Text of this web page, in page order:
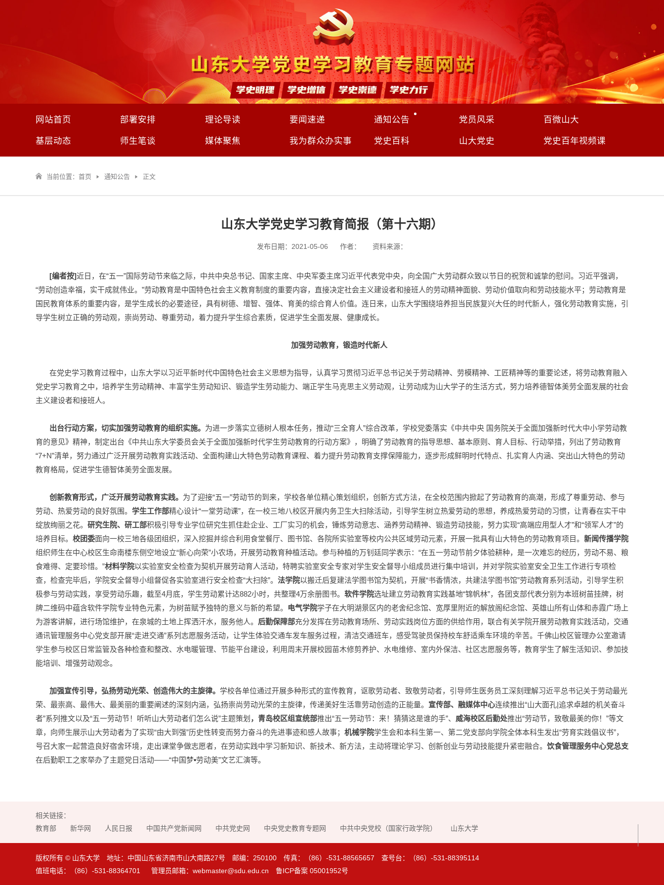
网站首页 部署安排 理论导读 要闻速递 通知公告 党员风采 百微山大
基层动态 师生笔谈 媒体聚焦 我为群众办实事 党史百科 山大党史 党史百年视频课
当前位置： 首页 通知公告 正文
山东大学党史学习教育简报（第十六期）
发布日期：2021-05-06 作者： 资料来源：
[编者按]近日，在“五一”国际劳动节来临之际，中共中央总书记、国家主席、中央军委主席习近平代表党中央，向全国广大劳动群众致以节日的祝贺和诚挚的慰问。习近平强调，
“劳动创造幸福，实干成就伟业。”劳动教育是中国特色社会主义教育制度的重要内容，直接决定社会主义建设者和接班人的劳动精神面貌、劳动价值取向和劳动技能水平；劳动教育是
国民教育体系的重要内容，是学生成长的必要途径，具有树德、增智、强体、育美的综合育人价值。连日来，山东大学围绕培养担当民族复兴大任的时代新人，强化劳动教育实施，引
导学生树立正确的劳动观，崇尚劳动、尊重劳动，着力提升学生综合素质，促进学生全面发展、健康成长。
加强劳动教育，锻造时代新人
在党史学习教育过程中，山东大学以习近平新时代中国特色社会主义思想为指导，认真学习贯彻习近平总书记关于劳动精神、劳模精神、工匠精神等的重要论述，将劳动教育融入
党史学习教育之中，培养学生劳动精神、丰富学生劳动知识、锻造学生劳动能力、端正学生马克思主义劳动观，让劳动成为山大学子的生活方式，努力培养德智体美劳全面发展的社会
主义建设者和接班人。
出台行动方案，切实加强劳动教育的组织实施。 为进一步落实立德树人根本任务，推动“三全育人”综合改革，学校党委落实《中共中央 国务院关于全面加强新时代大中小学劳动教
育的意见》精神，制定出台《中共山东大学委员会关于全面加强新时代学生劳动教育的行动方案》，明确了劳动教育的指导思想、基本原则、育人目标、行动举措，列出了劳动教育
“7+N”清单，努力通过广泛开展劳动教育实践活动、全面构建山大特色劳动教育课程、着力提升劳动教育支撑保障能力，逐步形成鲜明时代特点、扎实育人内涵、突出山大特色的劳动
教育格局，促进学生德智体美劳全面发展。
创新教育形式，广泛开展劳动教育实践。 为了迎接“五一”劳动节的到来，学校各单位精心策划组织，创新方式方法，在全校范围内掀起了劳动教育的高潮，形成了尊重劳动、参与
劳动、热爱劳动的良好氛围。 学生工作部精心设计“一堂劳动课”，在一校三地八校区开展内务卫生大扫除活动，引导学生树立热爱劳动的思想，养成热爱劳动的习惯，让青春在实干中
绽放绚丽之花。 研究生院、研工部积极引导专业学位研究生抓住赴企业、工厂实习的机会，锤炼劳动意志、涵养劳动精神、锻造劳动技能，努力实现“高端应用型人才”和“领军人才”的
培养目标。 校团委面向一校三地各级团组织，深入挖掘并综合利用食堂餐厅、图书馆、各院所实验室等校内公共区域劳动元素，开展一批具有山大特色的劳动教育项目。 新闻传播学院
组织师生在中心校区生命南楼东侧空地设立“新心向荣”小农场，开展劳动教育种植活动。参与种植的万钊廷同学表示：“在五一劳动节前夕体验耕种，是一次难忘的经历，劳动不易、粮
食难得、定要珍惜。”材料学院以实验室安全检查为契机开展劳动育人活动，特聘实验室安全专家对学生安全督导小组成员进行集中培训，并对学院实验室安全卫生工作进行专项检
查，检查完毕后，学院安全督导小组督促各实验室进行安全检查“大扫除”。 法学院以搬迁后复建法学图书馆为契机，开展“书香情浓，共建法学图书馆”劳动教育系列活动，引导学生积
极参与劳动实践，享受劳动乐趣，截至4月底，学生劳动累计达882小时，共整理4万余册图书。 软件学院选址建立劳动教育实践基地“锦帆林”，各团支部代表分别为本班树苗挂牌，树
牌二维码中蕴含软件学院专业特色元素，为树苗赋予独特的意义与新的希望。
电气学院学子在大明湖景区内的老舍纪念馆、宽厚里附近的解放阁纪念馆、英雄山所有山体和赤霞广场上
为游客讲解，进行场馆维护，在泉城的土地上挥洒汗水，服务他人。 后勤保障部充分发挥在劳动教育场所、劳动实践岗位方面的供给作用，联合有关学院开展劳动教育实践活动，交通
通讯管理服务中心党支部开展“走进交通”系列志愿服务活动，让学生体验交通车发车服务过程，清洁交通班车，感受驾驶员保持校车舒适乘车环境的辛苦。千佛山校区管理办公室邀请
学生参与校区日常监管及各种检查和整改、水电暖管理、节能平台建设，利用周末开展校园苗木修剪养护、水电维修、室内外保洁、社区志愿服务等，教育学生了解生活知识、参加技
能培训、增强劳动观念。
加强宣传引导，弘扬劳动光荣、创造伟大的主旋律。 学校各单位通过开展多种形式的宣传教育，讴歌劳动者、致敬劳动者，引导师生医务员工深刻理解习近平总书记关于劳动最光
荣、最崇高、最伟大、最美丽的重要阐述的深刻内涵，弘扬崇尚劳动光荣的主旋律，传递美好生活靠劳动创造的正能量。 宣传部、融媒体中心连续推出“山大面孔|追求卓越的机关奋斗
者”系列推文以及“五一劳动节！听听山大劳动者们怎么说”主题策划 ，青岛校区组宣统部推出“五一劳动节：来！猜猜这是谁的手”、 威海校区后勤处推出“劳动节，致敬最美的你！”等文
章，向师生展示山大劳动者为了实现“由大到强”历史性转变而努力奋斗的先进事迹和感人故事； 机械学院学生会和本科生第一、第二党支部向学院全体本科生发出“劳育实践倡议书”，
号召大家一起营造良好宿舍环境，走出课堂争做志愿者，在劳动实践中学习新知识、新技术、新方法，主动将理论学习、创新创业与劳动技能提升紧密融合。 饮食管理服务中心党总支
在后勤职工之家举办了主题党日活动——“中国梦▪劳动美”文艺汇演等。
相关链接：
教育部
新华网 人民日报 中国共产党新闻网 中共党史网 中央党史教育专题网 中共中央党校（国家行政学院） 山东大学
版权所有 © 山东大学 地址：中国山东省济南市山大南路27号 邮编：250100 传真：（86）-531-88565657 查号台：（86）-531-88395114
值班电话：（86）-531-88364701 管理员邮箱：webmaster@sdu.edu.cn 鲁ICP备案 05001952号